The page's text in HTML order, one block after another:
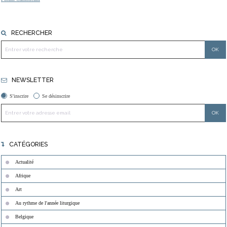
RECHERCHER
NEWSLETTER
S'inscrire Se désinscrire
CATÉGORIES
Actualité
Afrique
Art
Au rythme de l'année liturgique
Belgique